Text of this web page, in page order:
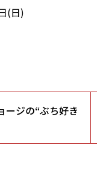
(日)
ージの“ぶち好き